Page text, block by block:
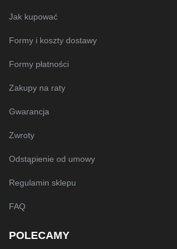
Jak kupować
Formy i koszty dostawy
Formy płatności
Zakupy na raty
Gwarancja
Zwroty
Odstąpienie od umowy
Regulamin sklepu
FAQ
POLECAMY